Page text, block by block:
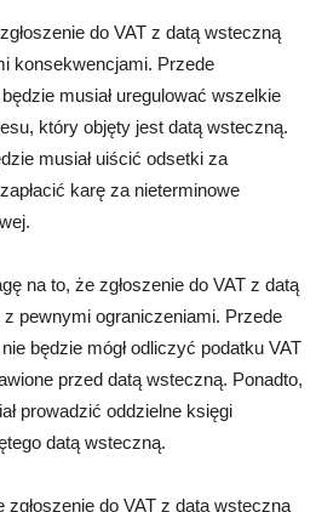
do VAT z datą wsteczną
konsekwencjami. Przede
musiał uregulować wszelkie
który objęty jest datą wsteczną.
musiał uiścić odsetki za
karę za nieterminowe
na to, że zgłoszenie do VAT z datą
pewnymi ograniczeniami. Przede
będzie mógł odliczyć podatku VAT
przed datą wsteczną. Ponadto,
prowadzić oddzielne księgi
datą wsteczną.
do VAT z datą wsteczną